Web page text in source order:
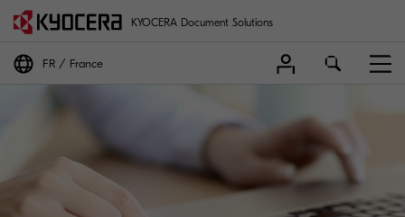
KYOCERA Document Solutions
FR France